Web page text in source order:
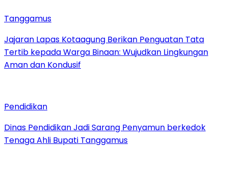
Tanggamus
Jajaran Lapas Kotaagung Berikan Penguatan Tata
Tertib kepada Warga Binaan: Wujudkan Lingkungan
Aman dan Kondusif
Pendidikan
Dinas Pendidikan Jadi Sarang Penyamun berkedok
Tenaga Ahli Bupati Tanggamus